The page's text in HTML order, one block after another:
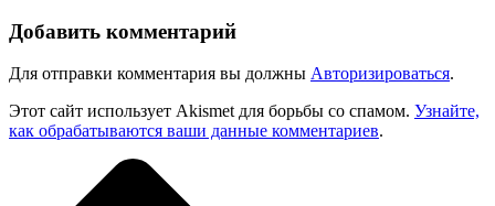
Добавить комментарий
Для отправки комментария вы должны Авторизироваться.
Этот сайт использует Akismet для борьбы со спамом. Узнайте,
как обрабатываются ваши данные комментариев.